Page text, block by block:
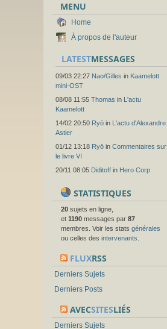
MENU
Home
À propos de l'auteur
LATESTMESSAGES
09/03 22:27 Nao/Gilles in Kaamelott
mini-OST
08/08 11:55 Thomas in L'actu
Kaamelott
14/02 20:50 Ryō in L'actu d'Alexandre
Astier
01/12 13:18 Ryō in Commentaires sur
le livre VI
20/11 08:05 Diditoff in Hero Corp
STATISTIQUES
20 sujets en ligne,
et 1190 messages par 87
membres. Voir les stats générales
ou celles des intervenants
FLUXRSS
Derniers Sujets
Derniers Posts
AVECSITESLIÉS
Derniers Sujets